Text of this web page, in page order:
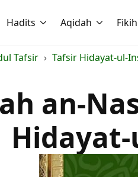
Hadits Aqidah Fikih
Tafsir Tafsir Hidayat-ul-
an-